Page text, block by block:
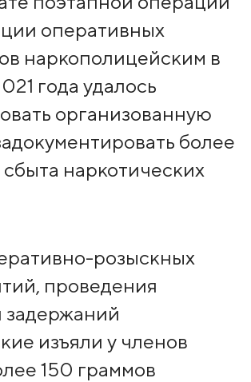
оперативных
наркополицейским в
года удалось
организованную
более
наркотических
розыскных
проведения
задержаний
изъяли у членов
150 граммов